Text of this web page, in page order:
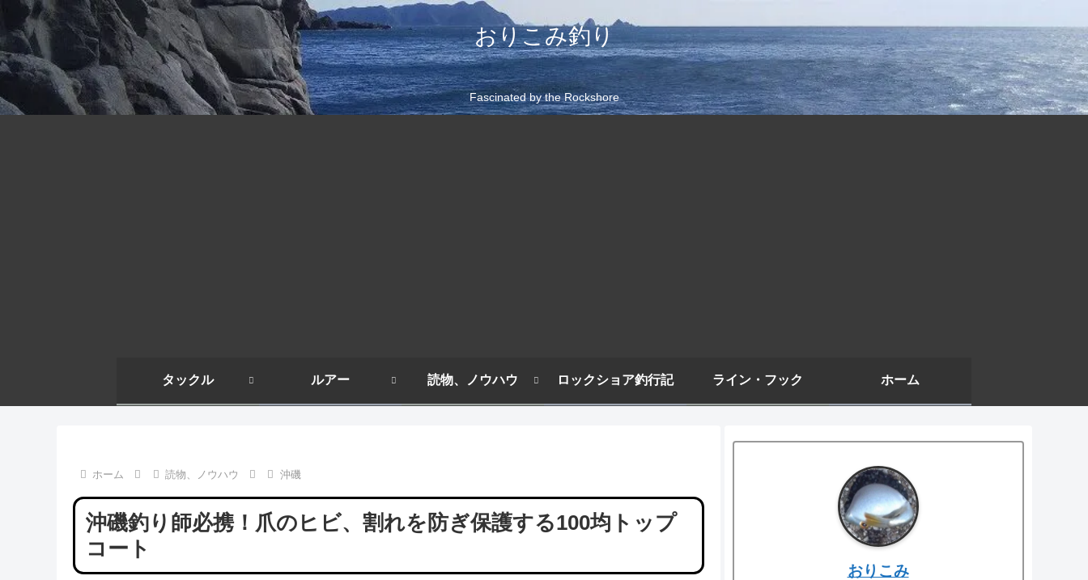
おりこみ釣り
Fascinated by the Rockshore
タックル ルアー 読物、ノウハウ ロックショア釣行記 ライン・フック ホーム
ホーム 読物、ノウハウ 沖磯
沖磯釣り師必携！爪のヒビ、割れを防ぎ保護する100均トップ
コート
おりこみ